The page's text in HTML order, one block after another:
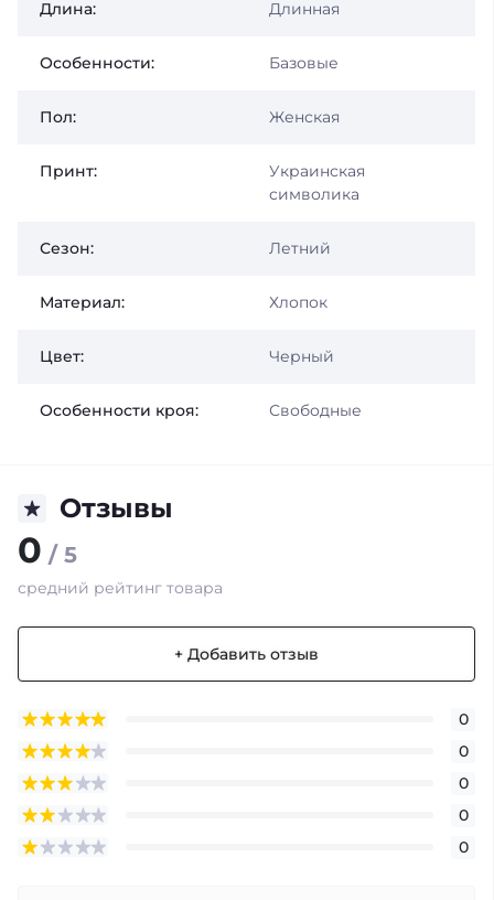
Длина: Длинная
Особенности: Базовые
Пол: Женская
Принт:
Украинская
символика
Сезон: Летний
Материал: Хлопок
Цвет: Черный
Особенности кроя: Свободные
Отзывы
0 / 5
средний рейтинг товара
+ Добавить отзыв
0
0
0
0
0